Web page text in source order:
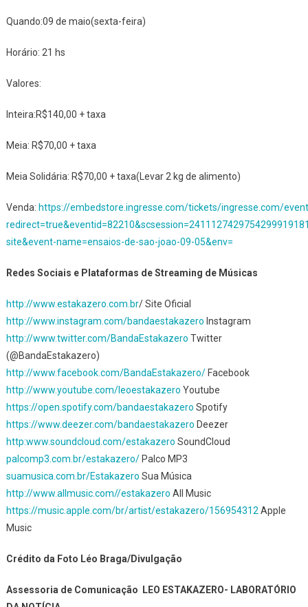
Quando:09 de maio(sexta-feira)
Horário: 21 hs
Valores:
Inteira:R$140,00 + taxa
Meia: R$70,00 + taxa
Meia Solidária: R$70,00 + taxa(Levar 2 kg de alimento)
Venda: https://embedstore.ingresse.com/tickets/ingresse.com/
site&event-name=ensaios-de-sao-joao-09-05&env=
Redes Sociais e Plataformas de Streaming de Músicas
http://www.estakazero.com.br/ Site Oficial
http://www.instagram.com/bandaestakazero Instagram
http://www.twitter.com/BandaEstakazero Twitter
(@BandaEstakazero)
http://www.facebook.com/BandaEstakazero/Facebook
http://www.youtube.com/leoestakazero Youtube
https://open.spotify.com/bandaestakazero Spotify
https://www.deezer.com/bandaestakazero Deezer
http:www.soundcloud.com/estakazero SoundCloud
palcomp3.com.br/estakazero/Palco MP3
suamusica.com.br/Estakazero Sua Música
http://www.allmusic.com//estakazero All Music
https://music.apple.com/br/artist/estakazero/156954312 Apple
Music
Crédito da Foto Léo Braga/Divulgação
Assessoria de Comunicação LEO ESTAKAZERO- LABORATÓRIO